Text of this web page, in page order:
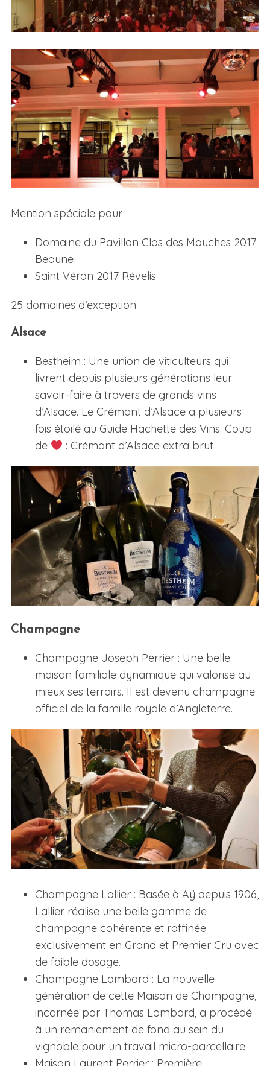
Mention spéciale pour
Domaine du Pavillon Clos des Mouches 2017
Beaune
Saint Véran 2017 Révelis
25 domaines d’exception
Alsace
Bestheim : Une union de viticulteurs qui
livrent depuis plusieurs générations leur
savoir-faire à travers de grands vins
d’Alsace. Le Crémant d’Alsace a plusieurs
fois étoilé au Guide Hachette des Vins. Coup
de
: Crémant d’Alsace extra brut
Champagne
Champagne Joseph Perrier : Une belle
maison familiale dynamique qui valorise au
mieux ses terroirs. Il est devenu champagne
officiel de la famille royale d’Angleterre.
Champagne Lallier : Basée à Aÿ depuis 1906,
Lallier réalise une belle gamme de
champagne cohérente et raffinée
exclusivement en Grand et Premier Cru avec
de faible dosage.
Champagne Lombard : La nouvelle
génération de cette Maison de Champagne,
incarnée par Thomas Lombard, a procédé
à un remaniement de fond au sein du
vignoble pour un travail micro-parcellaire.
Maison Laurent Perrier : Première